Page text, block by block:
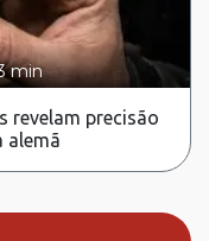
min
revelam precisão
alemã